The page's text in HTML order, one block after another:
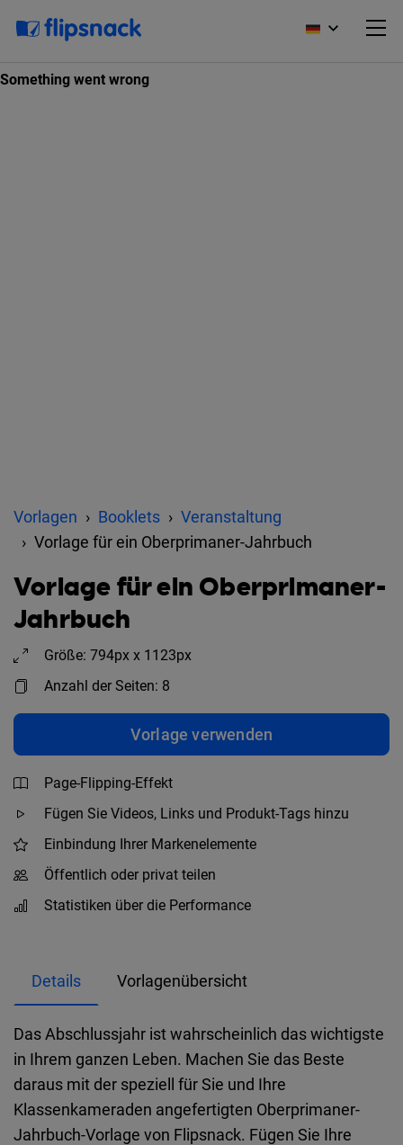
Vorlagen Booklets
Veranstaltung
Vorlage für ein Oberprimaner-Jahrbuch
Vorlage für ein Oberprimaner-
Jahrbuch
Größe: 794px x 1123px
Anzahl der Seiten: 8
Vorlage verwenden
Page-Flipping-Effekt
Fügen Sie Videos, Links und Produkt-Tags hinzu
Einbindung Ihrer Markenelemente
Öffentlich oder privat teilen
Statistiken über die Performance
Details Vorlagenübersicht
Das Abschlussjahr ist wahrscheinlich das wichtigste
in Ihrem ganzen Leben. Machen Sie das Beste
daraus mit der speziell für Sie und Ihre
Klassenkameraden angefertigten Oberprimaner-
Jahrbuch-Vorlage von Flipsnack. Fügen Sie Ihre